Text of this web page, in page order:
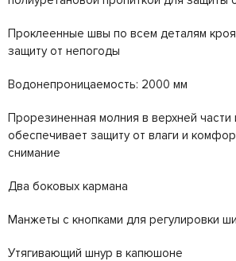
Проклеенные швы по всем деталям
защиту от непогоды
Водонепроницаемость: 2000 мм
Прорезиненная молния в верхней части
обеспечивает защиту от влаги и
снимание
Два боковых кармана
Манжеты с кнопками для регулировки
Утягивающий шнур в капюшоне